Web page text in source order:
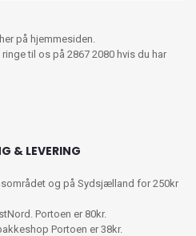
på hjemmesiden.
til os på 2867 2080 hvis du har
& LEVERING
og på Sydsjælland for 250kr
Portoen er 80kr.
Portoen er 38kr.